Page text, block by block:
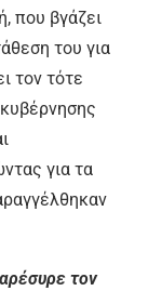
που βγάζει
του για
τον τότε
για τα
τον